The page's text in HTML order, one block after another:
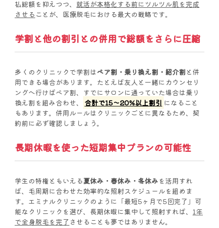
払総額を抑えつつ、 就活が本格化する前にツルツル肌を完成
させる ことが、医療脱毛における最大の戦略です。
学割と他の割引との併用で総額をさらに圧縮
多くのクリニックで学割はペア割・乗り換え割・紹介割 と併
用できる場合があります。たとえば友人と一緒にカウンセリ
ングへ行けばペア割、すでにサロンに通っていた場合は乗り
換え割を組み合わせ、
合計で15〜20%以上割引 になること
もあります。併用ルールはクリニックごとに異なるため、契
約前に必ず確認しましょう。
長期休暇を使った短期集中プランの可能性
学生の特権ともいえる夏休み・春休み・冬休みを活用すれ
ば、毛周期に合わせた効率的な照射スケジュールを組めま
す。エミナルクリニックのように「最短5ヶ月で5回完了」可
能なクリニックを選び、長期休暇に集中して照射すれば、 1年
で全身脱毛を完了 させることも夢ではありません。